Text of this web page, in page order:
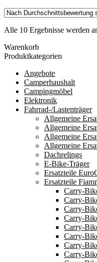
Alle 10 Ergebnisse werden
Warenkorb
Produktkategorien
Angebote
Camperhaushalt
Campingmöbel
Elektronik
Fahrrad-/Lastenträger
Allgemeine
Allgemeine
Allgemeine
Allgemeine
Dachrelings
E-Bike-Träger
Ersatzteile
Ersatzteile
Carry-
Carry-
Carry-
Carry-
Carry-
Carry-
Carry-
Carry-